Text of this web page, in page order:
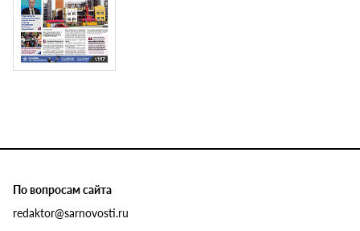
По вопросам сайта
redaktor@sarnovosti.ru